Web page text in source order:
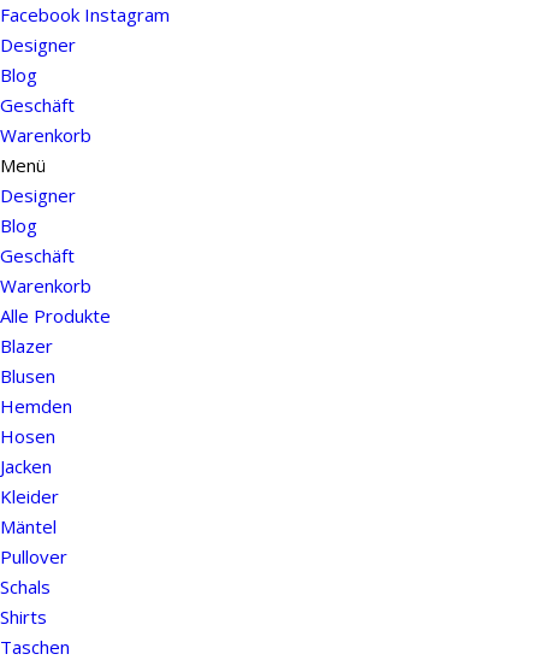
Facebook Instagram
Designer
Blog
Geschäft
Warenkorb
Menü
Designer
Blog
Geschäft
Warenkorb
Alle Produkte
Blazer
Blusen
Hemden
Hosen
Jacken
Kleider
Mäntel
Pullover
Schals
Shirts
Taschen